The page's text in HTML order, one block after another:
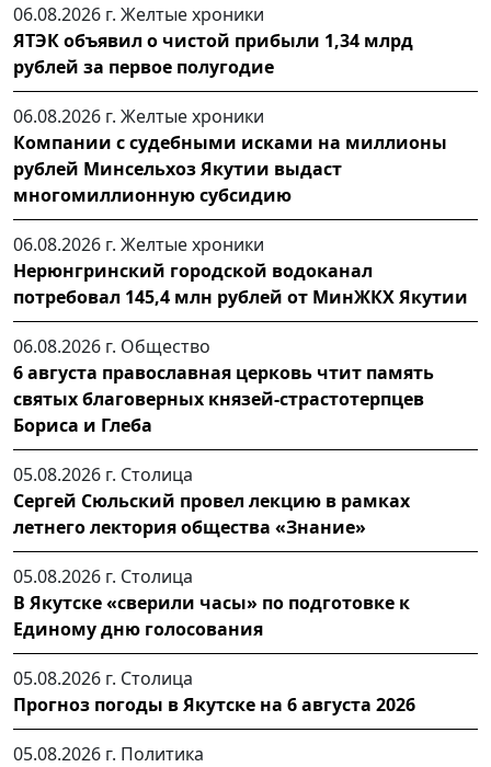
06.08.2026 г. Желтые хроники
ЯТЭК объявил о чистой прибыли 1,34 млрд
рублей за первое полугодие
06.08.2026 г. Желтые хроники
Компании с судебными исками на миллионы
рублей Минсельхоз Якутии выдаст
многомиллионную субсидию
06.08.2026 г. Желтые хроники
Нерюнгринский городской водоканал
потребовал 145,4 млн рублей от МинЖКХ Якутии
06.08.2026 г. Общество
6 августа православная церковь чтит память
святых благоверных князей-страстотерпцев
Бориса и Глеба
05.08.2026 г. Столица
Сергей Сюльский провел лекцию в рамках
летнего лектория общества «Знание»
05.08.2026 г. Столица
В Якутске «сверили часы» по подготовке к
Единому дню голосования
05.08.2026 г. Столица
Прогноз погоды в Якутске на 6 августа 2026
05.08.2026 г. Политика